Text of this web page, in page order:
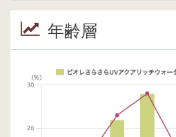
年齢層